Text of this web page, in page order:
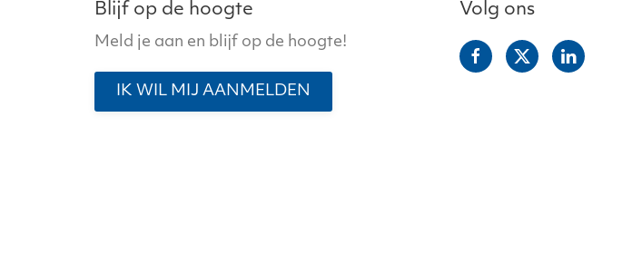
Blijf op de hoogte
Meld je aan en blijf op de hoogte!
IK WIL MIJ AANMELDEN
Volg ons